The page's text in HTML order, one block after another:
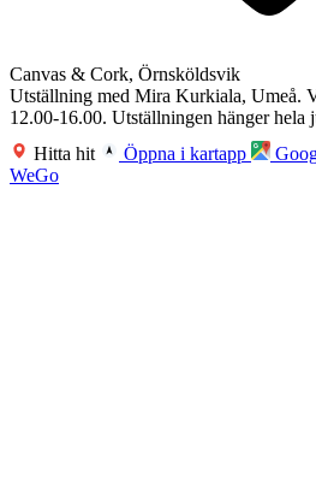
Canvas & Cork, Örnsköldsvik
Utställning med Mira Kurkiala, Umeå.
12.00-16.00. Utställningen hänger hela
Hitta hit
Öppna i kartapp
WeGo